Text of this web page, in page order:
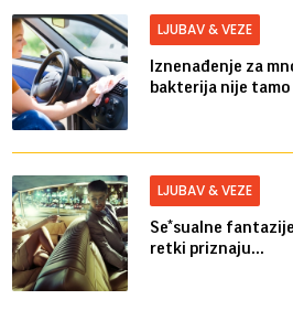
LJUBAV & VEZE
Iznenađenje za
bakterija nije tamo
LJUBAV & VEZE
Se*sualne
retki priznaju...